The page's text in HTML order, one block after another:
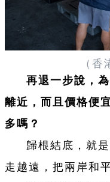
（香
再退一步說，
離近，而且價格便
多嗎？
歸根結底，就
走越遠，把兩岸和